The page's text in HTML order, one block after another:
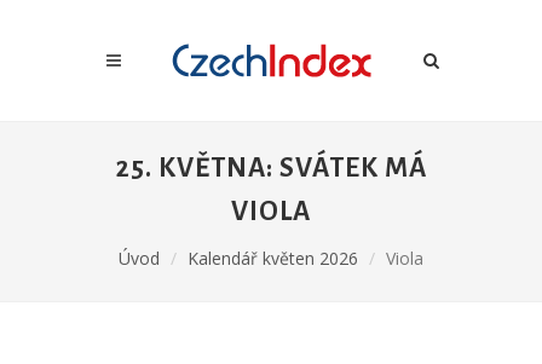
25. KVĚTNA: SVÁTEK MÁ
VIOLA
Úvod Kalendář květen 2026 Viola